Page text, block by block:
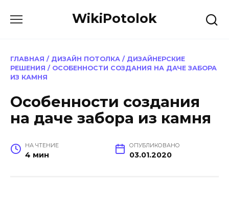
WikiPotolok
ГЛАВНАЯ / ДИЗАЙН ПОТОЛКА / ДИЗАЙНЕРСКИЕ
РЕШЕНИЯ / ОСОБЕННОСТИ СОЗДАНИЯ НА ДАЧЕ ЗАБОРА
ИЗ КАМНЯ
Особенности создания
на даче забора из камня
НА ЧТЕНИЕ
4 мин
ОПУБЛИКОВАНО
03.01.2020